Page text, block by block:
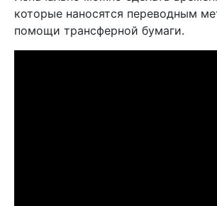
которые наносятся переводным
помощи трансферной бумаги.